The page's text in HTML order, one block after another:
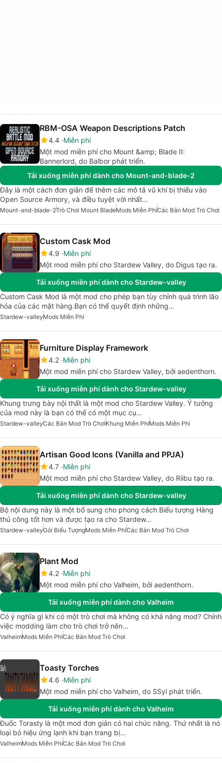
RBM-OSA Weapon Descriptions Patch
4.4 Miễn phí
Một mod miễn phí cho Mount &amp; Blade II:
Bannerlord, do Balbor phát triển.
Tải xuống miễn phí dành cho Mount-and-blade-2
Đây là một cách đơn giản để thêm các mô tả vũ khí bị thiếu vào
Open Source Armory, và điều tuyệt vời nhất…
Mount-and-blade-2Trò Chơi Mount BladeMods Miễn PhíCác Bản Mod Trò Chơi
Custom Cask Mod
4.9 Miễn phí
Một mod miễn phí cho Stardew Valley, do Digus tạo ra.
Tải xuống miễn phí dành cho Stardew-valley
Custom Cask Mod là một mod cho phép bạn tùy chỉnh quá trình lão
hóa của các mặt hàng.Bạn có thể quyết định những…
Stardew-valleyMods Miễn Phí
Furniture Display Framework
4.2 Miễn phí
Một mod miễn phí cho Stardew Valley, bởi aedenthorn.
Tải xuống miễn phí dành cho Stardew-valley
Khung trưng bày nội thất là một mod cho Stardew Valley. Ý tưởng
của mod này là bạn có thể có một mục cụ…
Stardew-valleyCác Bản Mod Trò ChơiKhung Miễn PhíMods Miễn Phí
Artisan Good Icons (Vanilla and PPJA)
4.7 Miễn phí
Một mod miễn phí cho Stardew Valley, do Riibu tạo ra.
Tải xuống miễn phí dành cho Stardew-valley
Bộ nội dung này là một bổ sung cho phong cách Biểu tượng Hàng
thủ công tốt hơn và được tạo ra cho Stardew…
Stardew-valleyGói Biểu TượngMods Miễn PhíCác Bản Mod Trò Chơi
Plant Mod
4.2 Miễn phí
Một mod miễn phí cho Valheim, bởi aedenthorn.
Tải xuống miễn phí dành cho Valheim
Có ý nghĩa gì khi có một trò chơi mà không có khả năng mod? Chính
việc modding làm cho trò chơi trở nên…
ValheimMods Miễn PhíCác Bản Mod Trò Chơi
Toasty Torches
4.6 Miễn phí
Một mod miễn phí cho Valheim, do SSyl phát triển.
Tải xuống miễn phí dành cho Valheim
Đuốc Torasty là một mod đơn giản có hai chức năng. Thứ nhất là nó
loại bỏ hiệu ứng lạnh khi bạn trang bị…
ValheimMods Miễn PhíCác Bản Mod Trò Chơi